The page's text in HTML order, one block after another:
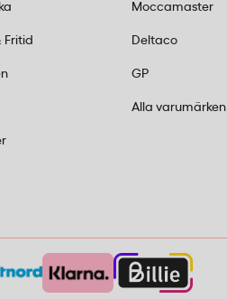
Fritid
Moccamaster
Deltaco
GP
Alla varumärken